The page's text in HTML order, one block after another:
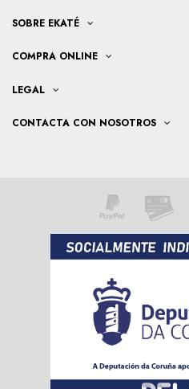
SOBRE EKATÉ
COMPRA ONLINE
LEGAL
CONTACTA CON NOSOTROS